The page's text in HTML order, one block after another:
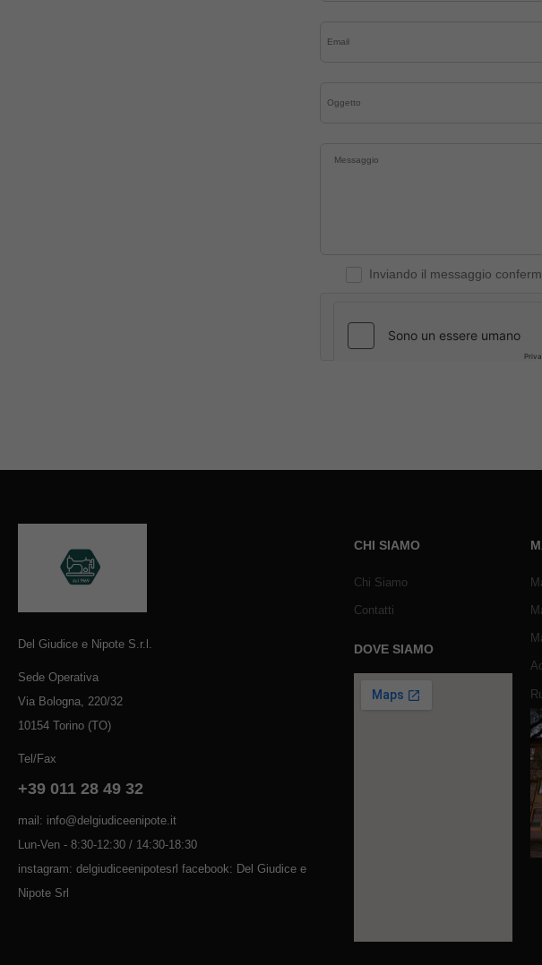
Inviando il messaggio
Del Giudice e Nipote S.r.l.
Sede Operativa
Via Bologna, 220/32
10154 Torino (TO)
Tel/Fax
+39 011 28 49 32
mail: info@delgiudiceenipote.it
Lun-Ven - 8:30-12:30 / 14:30-18:30
instagram: delgiudiceenipotesrl facebook: Del Giudice e
Nipote Srl
CHI SIAMO
Chi Siamo
Contatti
DOVE SIAMO